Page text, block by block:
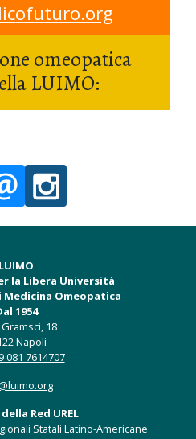
omeopatica
LUIMO:
LUIMO
la Libera Università
Omeopatica
1954
18
Napoli
081 7614707
Red UREL
Statali Latino-Americane